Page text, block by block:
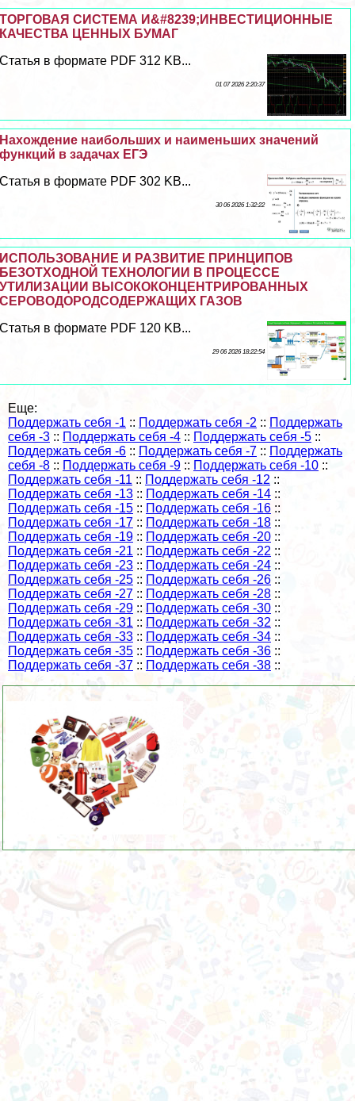
ТОРГОВАЯ СИСТЕМА И&#8239;ИНВЕСТИЦИОННЫЕ
КАЧЕСТВА ЦЕННЫХ БУМАГ
Статья в формате PDF 312 KB...
01 07 2026 2:20:37
Нахождение наибольших и наименьших значений
функций в задачах ЕГЭ
Статья в формате PDF 302 KB...
30 06 2026 1:32:22
ИСПОЛЬЗОВАНИЕ И РАЗВИТИЕ ПРИНЦИПОВ
БЕЗОТХОДНОЙ ТЕХНОЛОГИИ В ПРОЦЕССЕ
УТИЛИЗАЦИИ ВЫСОКОКОНЦЕНТРИРОВАННЫХ
СЕРОВОДОРОДСОДЕРЖАЩИХ ГАЗОВ
Статья в формате PDF 120 KB...
29 06 2026 18:22:54
Еще:
Поддержать себя -1 :: Поддержать себя -2 :: Поддержать
себя -3 :: Поддержать себя -4 :: Поддержать себя -5 ::
Поддержать себя -6 :: Поддержать себя -7 :: Поддержать
себя -8 :: Поддержать себя -9 :: Поддержать себя -10 ::
Поддержать себя -11 :: Поддержать себя -12 ::
Поддержать себя -13 :: Поддержать себя -14 ::
Поддержать себя -15 :: Поддержать себя -16 ::
Поддержать себя -17 :: Поддержать себя -18 ::
Поддержать себя -19 :: Поддержать себя -20 ::
Поддержать себя -21 :: Поддержать себя -22 ::
Поддержать себя -23 :: Поддержать себя -24 ::
Поддержать себя -25 :: Поддержать себя -26 ::
Поддержать себя -27 :: Поддержать себя -28 ::
Поддержать себя -29 :: Поддержать себя -30 ::
Поддержать себя -31 :: Поддержать себя -32 ::
Поддержать себя -33 :: Поддержать себя -34 ::
Поддержать себя -35 :: Поддержать себя -36 ::
Поддержать себя -37 :: Поддержать себя -38 ::